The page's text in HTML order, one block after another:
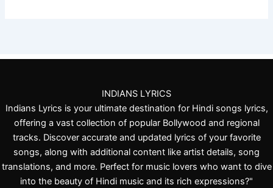
INDIANS LYRICS
Indians Lyrics is your ultimate destination for Hindi songs lyrics,
offering a vast collection of popular Bollywood and regional
tracks. Discover accurate and updated lyrics of your favorite
songs, along with additional content like artist details, song
translations, and more. Perfect for music lovers who want to dive
into the beauty of Hindi music and its rich expressions?"